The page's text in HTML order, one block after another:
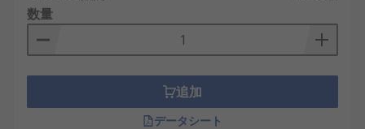
数量
追加
データシート